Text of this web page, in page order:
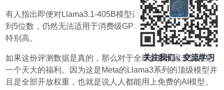
有人指出即便对Llama3.1-405B模型进行大幅度优化，量化
到5位数，仍然无法适用于消费级GPU，真的是对硬件要求
特别高。
如果这份评测数据是真的，那么对于全球多数国家来说都是
一个天大的福利。因为这是Meta的Llama3系列的顶级模型并
且是全部开放权重，也就是说人人都能用上免费的AI模型。
关注我们，交流学习